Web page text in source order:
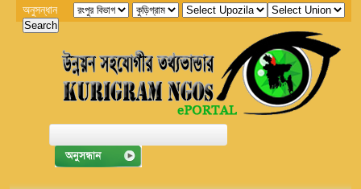
অনুসন্ধান